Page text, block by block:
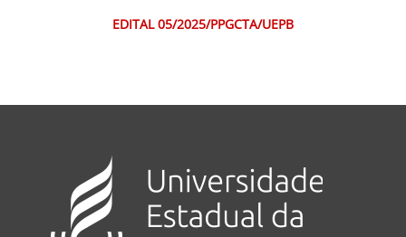
EDITAL 05/2025/PPGCTA/UEPB